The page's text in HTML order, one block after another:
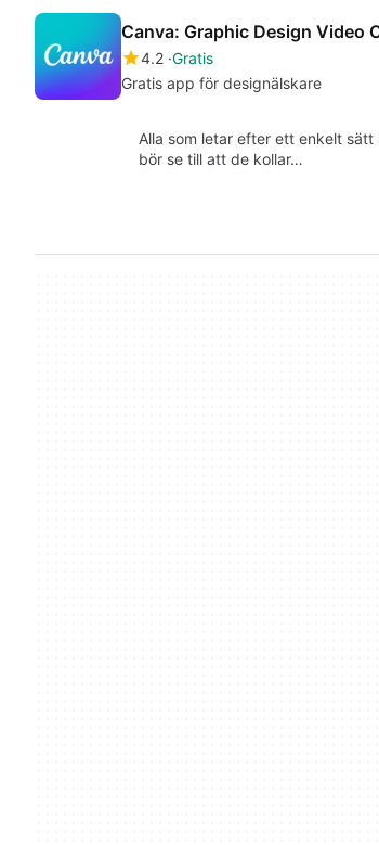
Canva: Graphic Design Video
4.2 Gratis
Gratis app för designälskare
Alla som letar efter ett enkelt
bör se till att de kollar…